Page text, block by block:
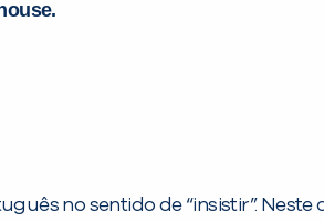
no sentido de “insistir”. Neste